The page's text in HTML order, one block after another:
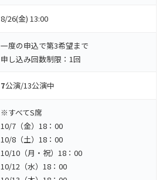
8/26(金) 13:00
一度の申込で第3希望まで
申し込み回数制限：1回
7公演/13公演中
※すべてS席
10/7（金）18：00
10/8（土）18：00
10/10（月・祝）18：00
10/12（水）18：00